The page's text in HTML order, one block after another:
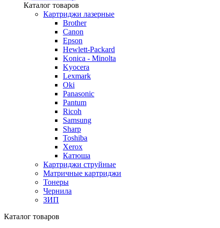
Каталог товаров
Картриджи лазерные
Brother
Canon
Epson
Hewlett-Packard
Konica - Minolta
Kyocera
Lexmark
Oki
Panasonic
Pantum
Ricoh
Samsung
Sharp
Toshiba
Xerox
Катюша
Картриджи струйные
Матричные картриджи
Тонеры
Чернила
ЗИП
Каталог товаров